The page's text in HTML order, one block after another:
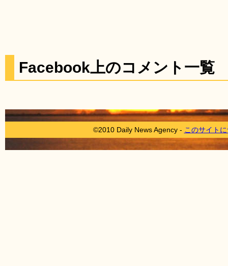
Facebook上のコメント一覧
©2010 Daily News Agency - このサイト